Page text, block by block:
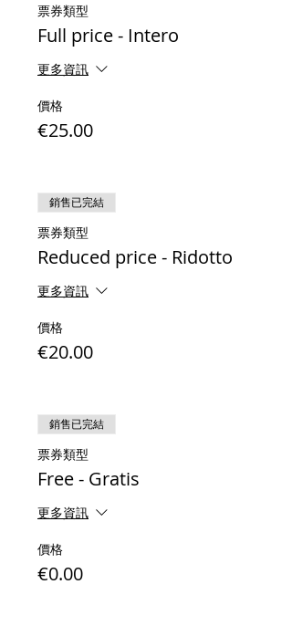
Antonio Vivaldi, Sonata op.1 n.12 RV 63
“La Follia”
Carlo Graziani-Walter, Mirto e Cipresso
(Bruxelles, 1851 - Firenze, 1927)
Raffaele Calace, Tarantella
Serenata delle Naiadi, La Danza delle
Ondine, Il Canto delle Sirene, La Fuga dei
Tritoni
(Loreto, 1866 – Torino, 1935)
Giacomo Puccini, O mio babbino caro
from the Opera "Gianni Schicchi"
(Lucca, 1858 – Bruxelles, 1924)
Gioacchino Rossini, Ouverture from the
票券類型
Full price - Intero
更多資訊
價格
€25.00
銷售已完結
票券類型
Reduced price - Ridotto
更多資訊
價格
€20.00
銷售已完結
票券類型
Free - Gratis
更多資訊
價格
€0.00